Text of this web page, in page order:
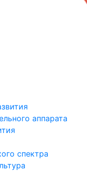
аппарата
спектра